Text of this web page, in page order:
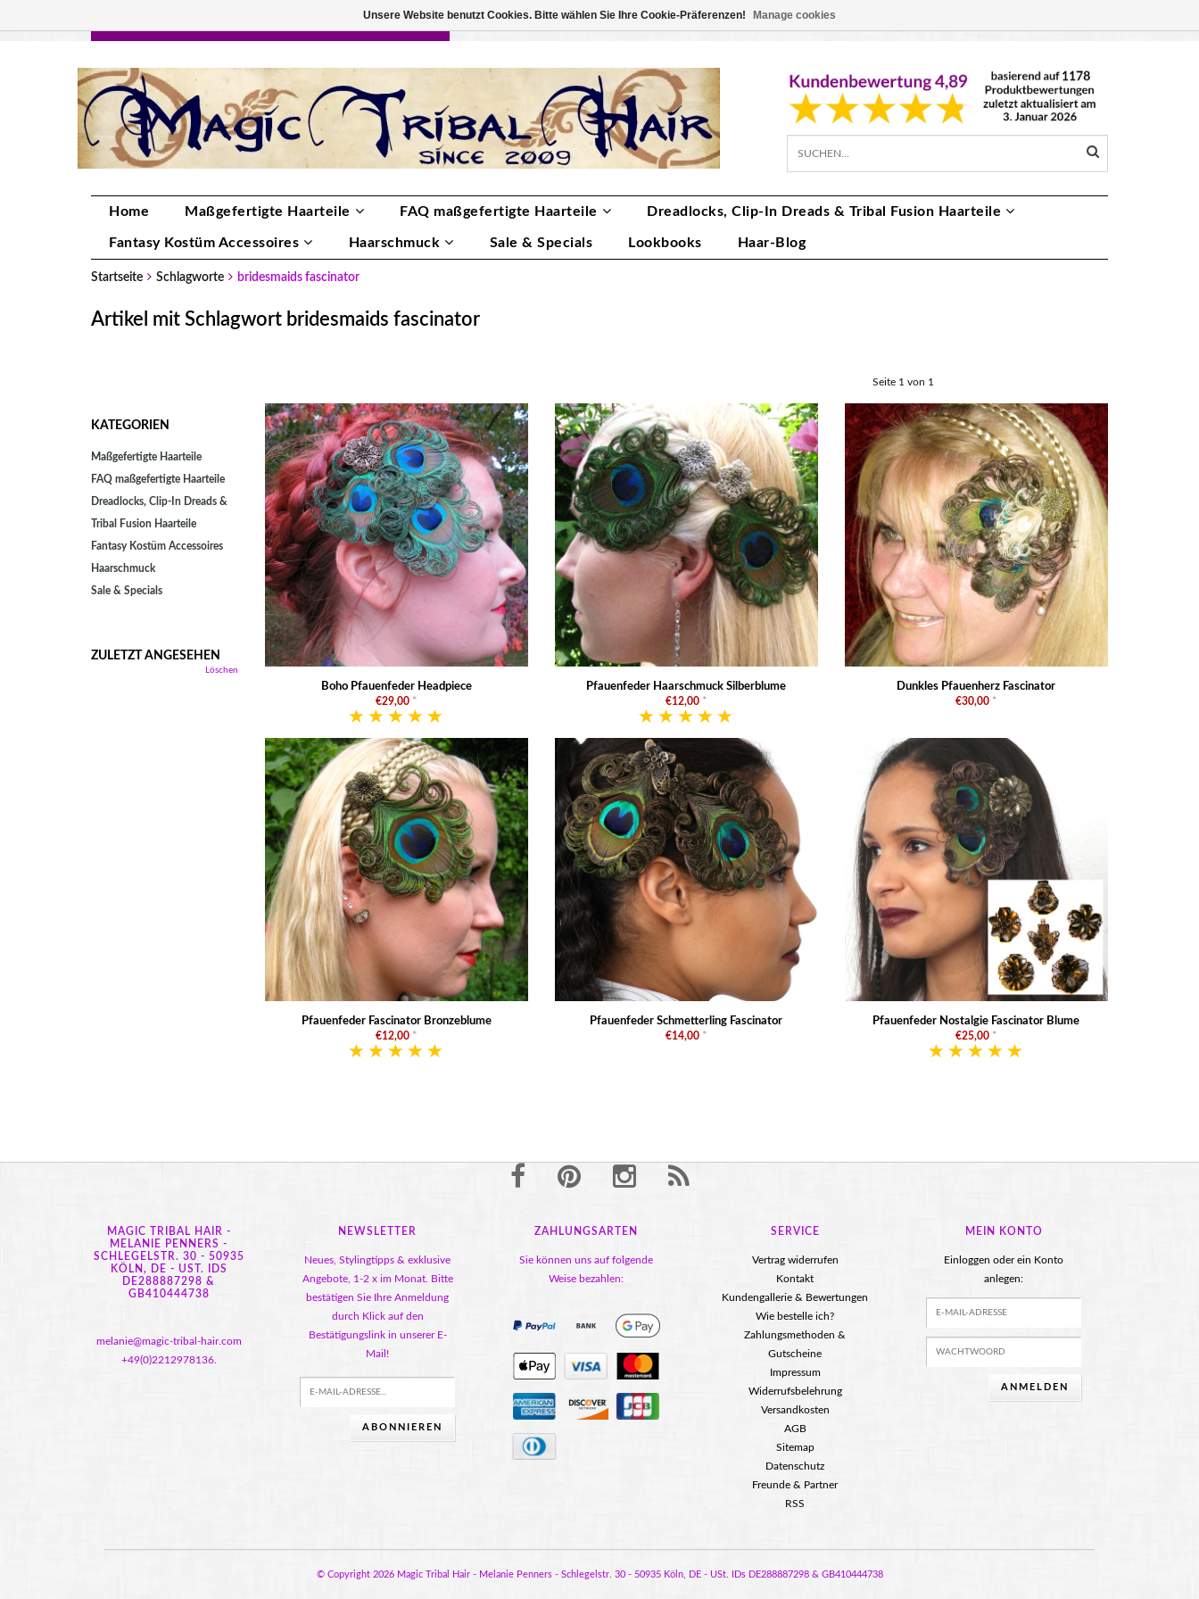
HANDGEFERTIGTE HAARTEILE, DEINE FARBE ANMELDEN 0 ARTIKEL €0,00
Home Maßgefertigte Haarteile FAQ maßgefertigte Haarteile Dreadlocks, Clip-In Dreads & Tribal Fusion Haarteile
Fantasy Kostüm Accessoires Haarschmuck Sale & Specials Lookbooks Haar-Blog
Startseite Schlagworte bridesmaids fascinator
Artikel mit Schlagwort bridesmaids fascinator
Seite 1 von 1
KATEGORIEN
Maßgefertigte Haarteile
FAQ maßgefertigte Haarteile
Dreadlocks, Clip-In Dreads &
Tribal Fusion Haarteile
Fantasy Kostüm Accessoires
Haarschmuck
Sale & Specials
ZULETZT ANGESEHEN
Löschen
Boho Pfauenfeder Headpiece
€29,00 *
Pfauenfeder Haarschmuck Silberblume
€12,00 *
Dunkles Pfauenherz Fascinator
€30,00 *
Pfauenfeder Fascinator Bronzeblume
€12,00 *
Pfauenfeder Schmetterling Fascinator
€14,00 *
Pfauenfeder Nostalgie Fascinator Blume
€25,00 *
MAGIC TRIBAL HAIR -
MELANIE PENNERS -
SCHLEGELSTR. 30 - 50935
KÖLN, DE - UST. IDS
DE288887298 &
GB410444738
melanie@magic-tribal-hair.com
+49(0)2212978136.
NEWSLETTER
Neues, Stylingtipps & exklusive
Angebote, 1-2 x im Monat. Bitte
bestätigen Sie Ihre Anmeldung
durch Klick auf den
Bestätigungslink in unserer E-
Mail!
ABONNIEREN
ZAHLUNGSARTEN
Sie können uns auf folgende
Weise bezahlen:
SERVICE
Vertrag widerrufen
Kontakt
Kundengallerie & Bewertungen
Wie bestelle ich?
Zahlungsmethoden &
Gutscheine
Impressum
Widerrufsbelehrung
Versandkosten
AGB
Sitemap
Datenschutz
Freunde & Partner
RSS
MEIN KONTO
Einloggen oder ein Konto
anlegen:
ANMELDEN
© Copyright 2026 Magic Tribal Hair - Melanie Penners - Schlegelstr. 30 - 50935 Köln, DE - USt. IDs DE288887298 & GB410444738
Unsere Website benutzt Cookies. Bitte wählen Sie Ihre Cookie-Präferenzen! Manage cookies